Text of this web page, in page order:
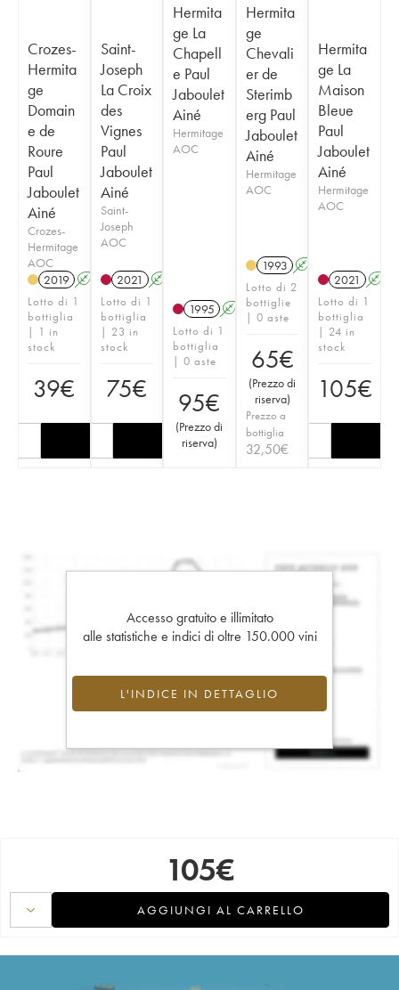
Crozes-
Hermita
ge
Domain
e de
Roure
Paul
Jaboulet
Ainé
Crozes-
Hermitage
AOC
2019 A
Lotto di 1
bottiglia
| 1 in
stock
39€
Saint-
Joseph
La Croix
des
Vignes
Paul
Jaboulet
Ainé
Saint-
Joseph
AOC
2021 A
Lotto di 1
bottiglia
| 23 in
stock
75€
Hermita
ge La
Chapell
e Paul
Jaboulet
Ainé
Hermitage
AOC
1995 A
Lotto di 1
bottiglia
| 0 aste
95€
(Prezzo di
riserva)
Hermita
ge
Chevali
er de
Sterimb
erg Paul
Jaboulet
Ainé
Hermitage
AOC
1993 A
Lotto di 2
bottiglie
| 0 aste
65€
(Prezzo di
riserva)
Prezzo a
bottiglia
32,50€
Hermita
ge La
Maison
Bleue
Paul
Jaboulet
Ainé
Hermitage
AOC
2021 A
Lotto di 1
bottiglia
| 24 in
stock
105€
Accesso gratuito e illimitato
alle statistiche e indici di oltre 150.000 vini
L'INDICE IN DETTAGLIO
105€
AGGIUNGI AL CARRELLO